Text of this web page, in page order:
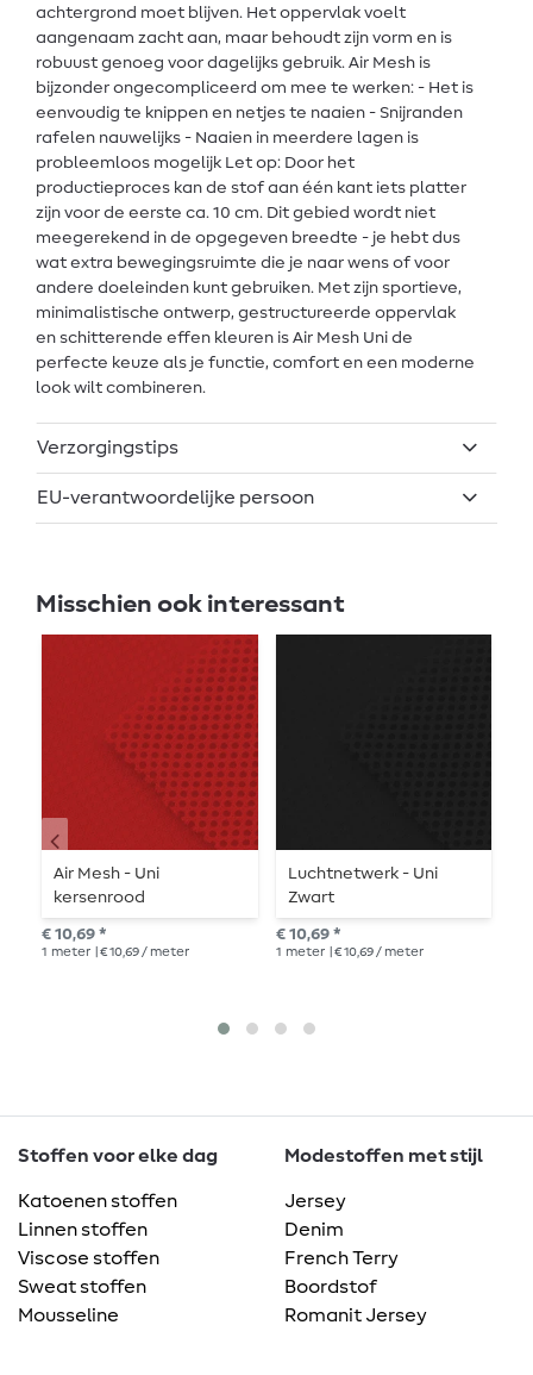
achtergrond moet blijven. Het oppervlak voelt
aangenaam zacht aan, maar behoudt zijn vorm en is
robuust genoeg voor dagelijks gebruik. Air Mesh is
bijzonder ongecompliceerd om mee te werken: - Het is
eenvoudig te knippen en netjes te naaien - Snijranden
rafelen nauwelijks - Naaien in meerdere lagen is
probleemloos mogelijk Let op: Door het
productieproces kan de stof aan één kant iets platter
zijn voor de eerste ca. 10 cm. Dit gebied wordt niet
meegerekend in de opgegeven breedte - je hebt dus
wat extra bewegingsruimte die je naar wens of voor
andere doeleinden kunt gebruiken. Met zijn sportieve,
minimalistische ontwerp, gestructureerde oppervlak
en schitterende effen kleuren is Air Mesh Uni de
perfecte keuze als je functie, comfort en een moderne
look wilt combineren.
Verzorgingstips
EU-verantwoordelijke persoon
Misschien ook interessant
Air Mesh - Uni
kersenrood
€ 10,69 *
1 meter | € 10,69 / meter
Luchtnetwerk - Uni
Zwart
€ 10,69 *
1 meter | € 10,69 / meter
Stoffen voor elke dag
Katoenen stoffen
Linnen stoffen
Viscose stoffen
Sweat stoffen
Mousseline
Modestoffen met stijl
Jersey
Denim
French Terry
Boordstof
Romanit Jersey